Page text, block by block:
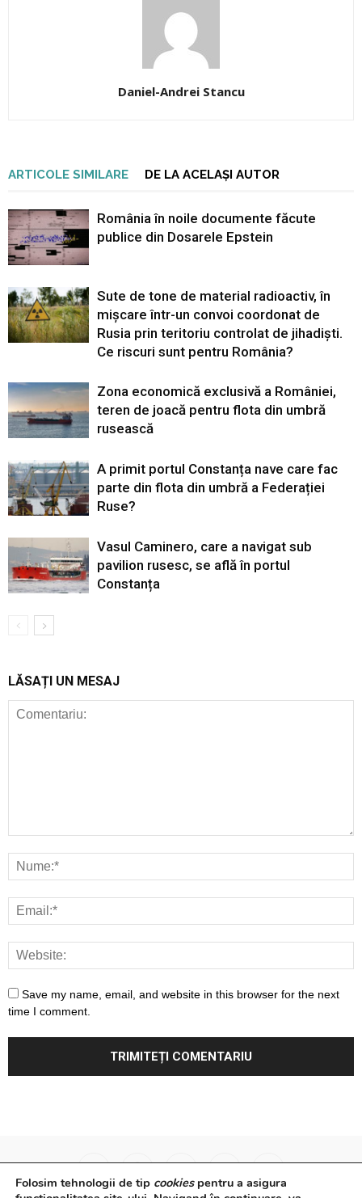
Daniel-Andrei Stancu
ARTICOLE SIMILARE DE LA ACELAȘI AUTOR
România în noile documente făcute
publice din Dosarele Epstein
Sute de tone de material radioactiv, în
mișcare într-un convoi coordonat de
Rusia prin teritoriu controlat de jihadiști.
Ce riscuri sunt pentru România?
Zona economică exclusivă a României,
teren de joacă pentru flota din umbră
rusească
A primit portul Constanța nave care fac
parte din flota din umbră a Federației
Ruse?
Vasul Caminero, care a navigat sub
pavilion rusesc, se află în portul
Constanța
LĂSAȚI UN MESAJ
Save my name, email, and website in this browser for the next
time I comment.
Folosim tehnologii de tip cookiespentru a asigura